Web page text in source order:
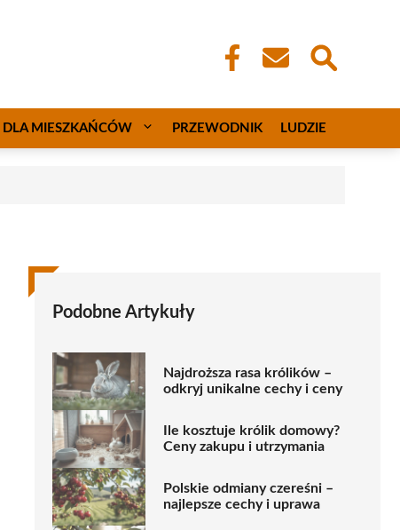
DLA MIESZKAŃCÓW PRZEWODNIK LUDZIE
Podobne Artykuły
Najdroższa rasa królików –
odkryj unikalne cechy i ceny
Ile kosztuje królik domowy?
Ceny zakupu i utrzymania
Polskie odmiany czereśni –
najlepsze cechy i uprawa